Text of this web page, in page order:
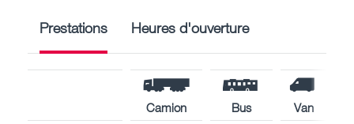
Prestations Heures d'ouverture
Camion Bus
Van